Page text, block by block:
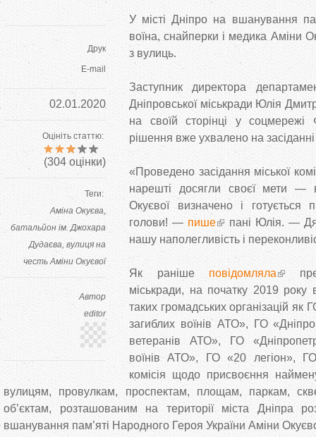
Друк
E-mail
02.01.2020
Оцініть статтю:
(304 оцінки)
Теги:
Аміна Окуєва
батальйон ім. Джохара
Дудаєва вулиця на
честь Аміни Окуєвої
Автор
editor
У місті Дніпро на вшанування
воїна, снайперки і медика Аміни
з вулиць.
Заступник директора
Дніпровської міськради Юлія
на своїй сторінці у соцмережі
рішення вже ухвалено на
«Проведено засідання міської
нарешті досягли своєї мети —
Окуєвої визначено і готується
голови! — пише
пані Юлія. —
нашу наполегливість і
Як раніше повідомляла
міськради, на початку 2019 року
таких громадських організацій як
загиблих воїнів АТО», ГО
ветеранів АТО», ГО
воїнів АТО», ГО «20 легіон»,
комісія щодо присвоєння
вулицям, провулкам, проспектам, площам, паркам,
об’єктам, розташованим на території міста Дніпра
вшанування пам’яті Народного Героя України Аміни